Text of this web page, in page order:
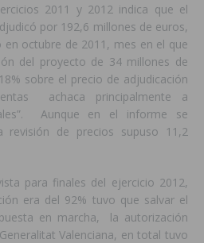
2011 y 2012 indica que el
por 192,6 millones de euros,
octubre de 2011, mes en el que
del proyecto de 34 millones de
sobre el precio de adjudicación
achaca principalmente a
Aunque en el informe se
revisión de precios supuso 11,2
para finales del ejercicio 2012,
era del 92% tuvo que salvar el
en marcha, la autorización
Valenciana, en total tuvo